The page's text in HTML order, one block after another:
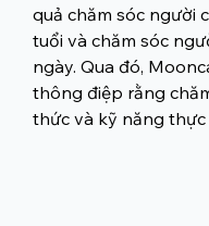
quả chăm sóc người
tuổi và chăm sóc
ngày. Qua đó,
thông điệp rằng
thức và kỹ năng thực